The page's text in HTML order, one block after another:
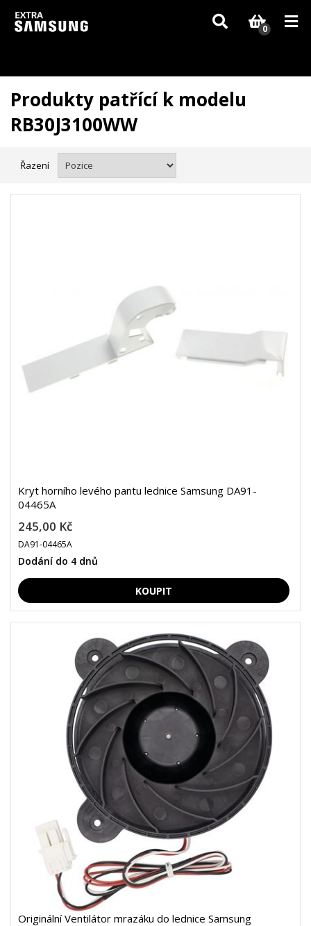
Vzhledem k aktuální situaci se může dodání dílů, které nejsou skladem,
zpozdit. Děkujeme za pochopení.
0
Produkty patřící k modelu
RB30J3100WW
Řazení
Kryt horního levého pantu lednice Samsung DA91-
04465A
245,00 Kč
DA91-04465A
Dodání do 4 dnů
Originální Ventilátor mrazáku do lednice Samsung